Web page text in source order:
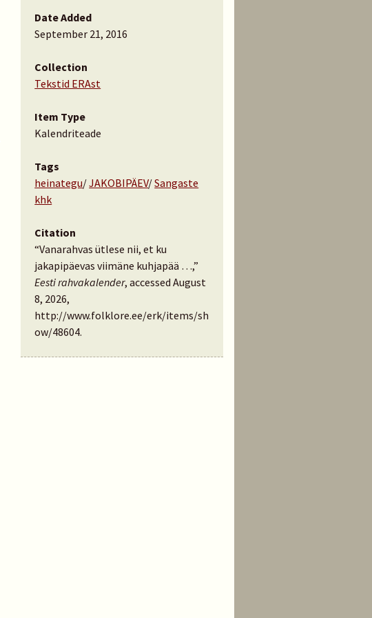
Date Added
September 21, 2016
Collection
Tekstid ERAst
Item Type
Kalendriteade
Tags
heinategu/JAKOBIPÄEV/Sangaste
khk
Citation
“Vanarahvas ütlese nii, et ku
jakapipäevas viimäne kuhjapää …,”
Eesti rahvakalender, accessed August
8, 2026,
http://www.folklore.ee/erk/items/sh
ow/48604.